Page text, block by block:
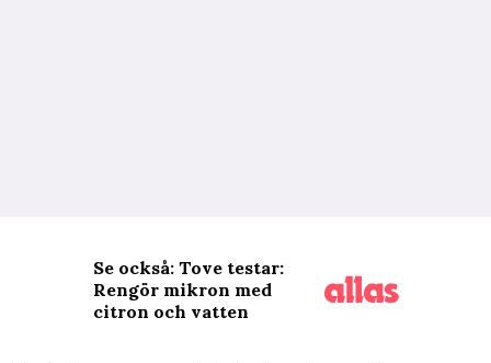
Se också: Tove testar:
Rengör mikron med
citron och vatten